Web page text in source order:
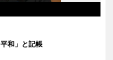
和」と記帳